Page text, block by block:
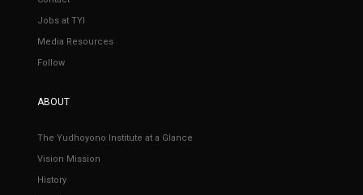
Jobs at TYI
Media Resources
Follow
ABOUT
The Yudhoyono Institute at a Glance
Vision Mission
History